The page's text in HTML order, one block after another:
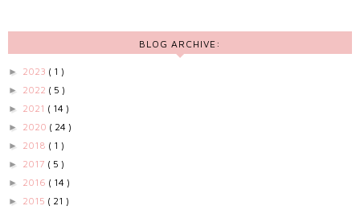
BLOG ARCHIVE:
► 2023 ( 1 )
► 2022 ( 5 )
► 2021 ( 14 )
► 2020 ( 24 )
► 2018 ( 1 )
► 2017 ( 5 )
► 2016 ( 14 )
► 2015 ( 21 )